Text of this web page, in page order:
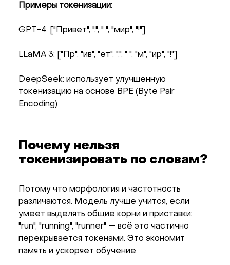
Примеры токенизации:
GPT-4: ["Привет", ",", " ", "мир", "!"]
LLaMA 3: ["Пр", "ив", "ет", ",", " ", "м", "ир", "!"]
DeepSeek: использует улучшенную
токенизацию на основе BPE (Byte Pair
Encoding)
Почему нельзя
токенизировать по словам?
Потому что морфология и частотность
различаются. Модель лучше учится, если
умеет выделять общие корни и приставки:
"run", "running", "runner" — всё это частично
перекрывается токенами. Это экономит
память и ускоряет обучение.